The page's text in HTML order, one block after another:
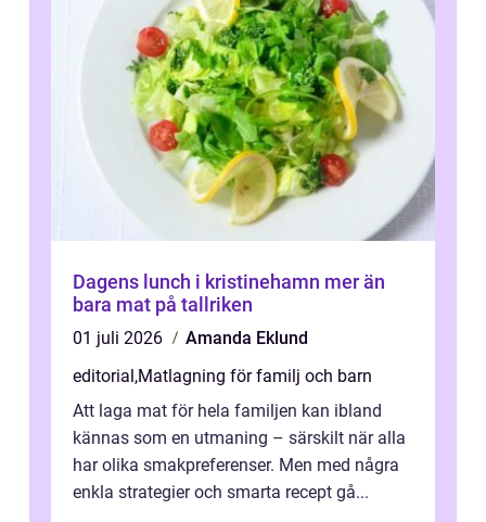
Dagens lunch i kristinehamn mer än
bara mat på tallriken
01 juli 2026
Amanda Eklund
editorial ,Matlagning för familj och barn
Att laga mat för hela familjen kan ibland
kännas som en utmaning – särskilt när alla
har olika smakpreferenser. Men med några
enkla strategier och smarta recept gå...